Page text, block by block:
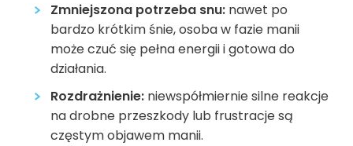
Zmniejszona potrzeba snu: nawet po
bardzo krótkim śnie, osoba w fazie manii
może czuć się pełna energii i gotowa do
działania.
Rozdrażnienie: niewspółmiernie silne reakcje
na drobne przeszkody lub frustracje są
częstym objawem manii.